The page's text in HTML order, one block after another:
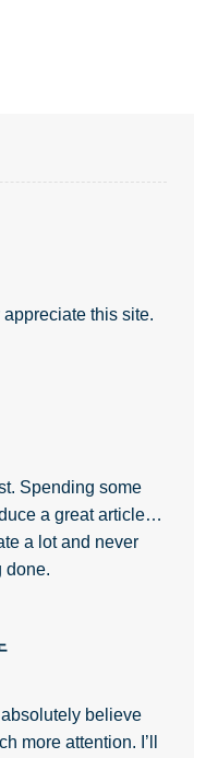
this site.
Spending some
a great article…
a lot and never
done.
believe
more attention. I’ll